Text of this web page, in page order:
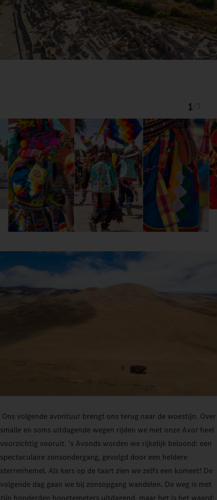
1
Ons volgende avontuur brengt ons terug naar de woestijn. Over
smalle en soms uitdagende wegen rijden we met onze Axor heel
voorzichtig vooruit. 's Avonds worden we rijkelijk beloond: een
spectaculaire zonsondergang, gevolgd door een heldere
sterrenhemel. Als kers op de taart zien we zelfs een komeet! De
volgende dag gaan we bij zonsopgang wandelen. De weg is met
zijn honderden hoogtemeters uitdagend, maar het is het waard: